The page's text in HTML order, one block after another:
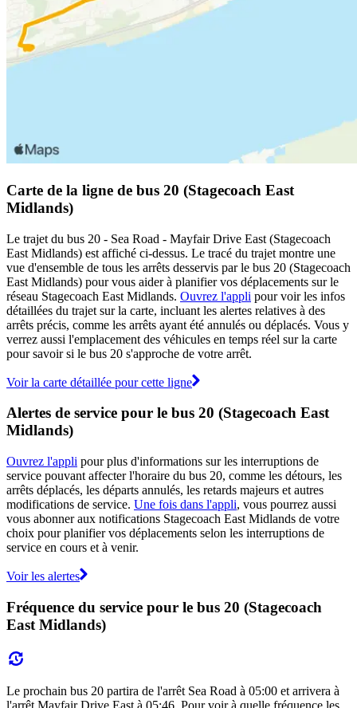
Carte de la ligne de bus 20 (Stagecoach East
Midlands)
Le trajet du bus 20 - Sea Road - Mayfair Drive East (Stagecoach
East Midlands) est affiché ci-dessus. Le tracé du trajet montre une
vue d'ensemble de tous les arrêts desservis par le bus 20 (Stagecoach
East Midlands) pour vous aider à planifier vos déplacements sur le
réseau Stagecoach East Midlands. Ouvrez l'appli pour voir les infos
détaillées du trajet sur la carte, incluant les alertes relatives à des
arrêts précis, comme les arrêts ayant été annulés ou déplacés. Vous y
verrez aussi l'emplacement des véhicules en temps réel sur la carte
pour savoir si le bus 20 s'approche de votre arrêt.
Voir la carte détaillée pour cette ligne
Alertes de service pour le bus 20 (Stagecoach East
Midlands)
Ouvrez l'appli pour plus d'informations sur les interruptions de
service pouvant affecter l'horaire du bus 20, comme les détours, les
arrêts déplacés, les départs annulés, les retards majeurs et autres
modifications de service. Une fois dans l'appli, vous pourrez aussi
vous abonner aux notifications Stagecoach East Midlands de votre
choix pour planifier vos déplacements selon les interruptions de
service en cours et à venir.
Voir les alertes
Fréquence du service pour le bus 20 (Stagecoach
East Midlands)
Le prochain bus 20 partira de l'arrêt Sea Road à 05:00 et arrivera à
l'arrêt Mayfair Drive East à 05:46. Pour voir à quelle fréquence les